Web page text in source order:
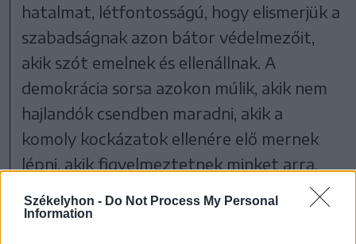
Székelyhon - Do Not Process My Personal
Information
hatalmat, létfontosságú, hogy elismerjük a
szabadságnak azon bátor védelmezőit,
akik szót emelnek és ellenállnak. A
demokrácia sorsa azokon múlik, akik nem
hajlandók csendben maradni, akik a
komoly kockázatok ellenére elő mernek
lépni, akik figyelmeztetnek minket arra,